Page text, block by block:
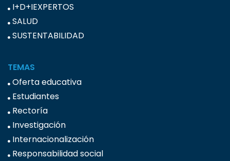
I+D+IEXPERTOS
SALUD
SUSTENTABILIDAD
TEMAS
Oferta educativa
Estudiantes
Rectoría
Investigación
Internacionalización
Responsabilidad social